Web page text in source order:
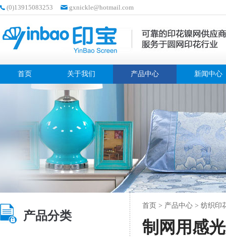
(0)13915083253 gxnickle@hotmail.com
首页 关于我们 产品中心 新闻中心
产品分类
首页 > 产品中心 > 纺织印
制网用感